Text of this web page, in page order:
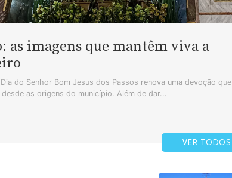
as imagens que mantêm viva a
do Senhor Bom Jesus dos Passos renova uma devoção que
as origens do município. Além de dar...
VER TODOS